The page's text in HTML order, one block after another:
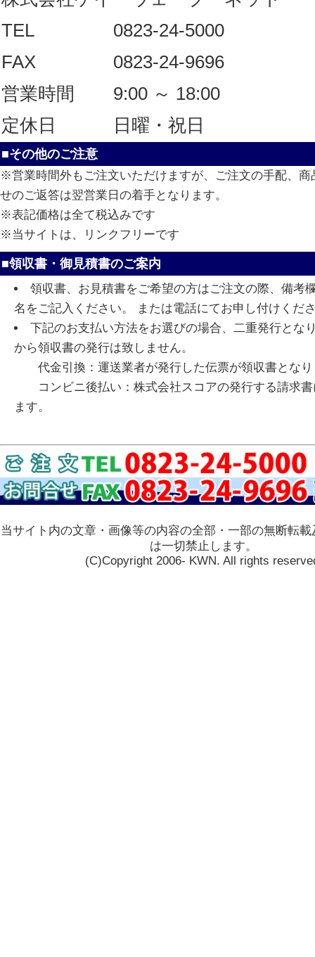
TEL
0823-24-5000
FAX
0823-24-9696
営業時間
9:00 ～ 18:00
定休日
日曜・祝日
■その他のご注意
※営業時間外もご注文いただけますが、ご注文の手配、商
せのご返答は翌営業日の着手となります。
※表記価格は全て税込みです
※当サイトは、リンクフリーです
■領収書・御見積書のご案内
領収書、お見積書をご希望の方はご注文の際、備考
名をご記入ください。 または電話にてお申し付けくだ
下記のお支払い方法をお選びの場合、二重発行とな
から領収書の発行は致しません。
代金引換：運送業者が発行した伝票が領収書となり
コンビニ後払い：株式会社スコアの発行する請求書
ます。
当サイト内の文章・画像等の内容の全部・一部の無断転
は一切禁止します。
(C)Copyright 2006- KWN. All rights